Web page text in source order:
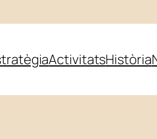
ActivitatsHistòria